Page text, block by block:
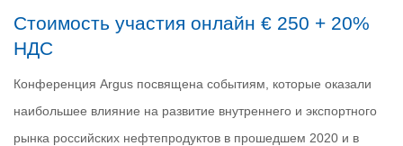
Стоимость участия онлайн € 250 + 20%
НДС
Конференция Argus посвящена событиям, которые оказали
наибольшее влияние на развитие внутреннего и экспортного
рынка российских нефтепродуктов в прошедшем 2020 и в